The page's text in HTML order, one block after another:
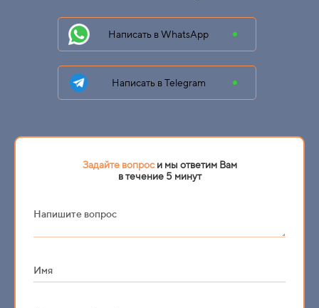
Написать в WhatsApp
Написать в Telegram
Задайте вопроси мы ответим Вам
в течение 5 минут
Напишите вопрос
Имя